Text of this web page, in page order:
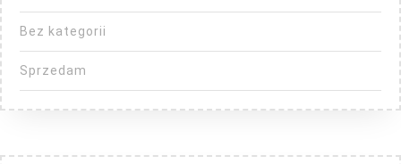
Bez kategorii
Sprzedam